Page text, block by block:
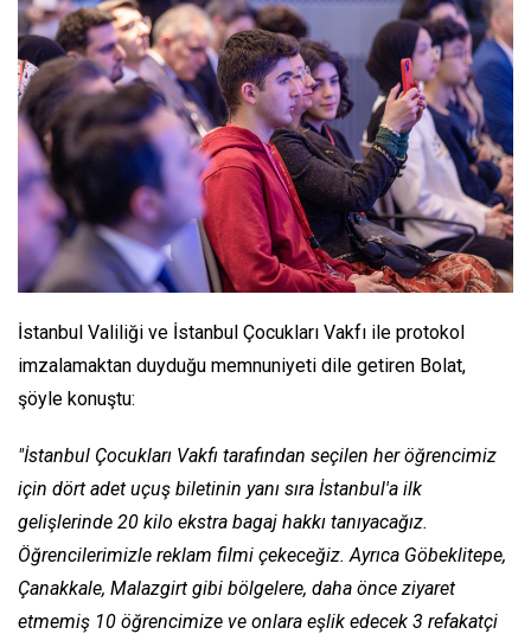
İstanbul Valiliği ve İstanbul Çocukları Vakfı ile protokol
imzalamaktan duyduğu memnuniyeti dile getiren Bolat,
şöyle konuştu:
"İstanbul Çocukları Vakfı tarafından seçilen her öğrencimiz
için dört adet uçuş biletinin yanı sıra İstanbul'a ilk
gelişlerinde 20 kilo ekstra bagaj hakkı tanıyacağız.
Öğrencilerimizle reklam filmi çekeceğiz. Ayrıca Göbeklitepe,
Çanakkale, Malazgirt gibi bölgelere, daha önce ziyaret
etmemiş 10 öğrencimize ve onlara eşlik edecek 3 refakatçi